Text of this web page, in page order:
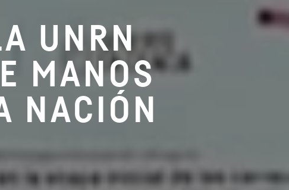
UNRN
MANOS
NACIÓN